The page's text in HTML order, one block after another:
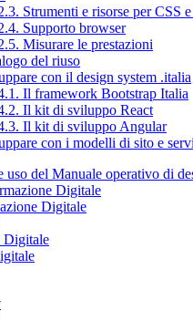
Strumenti e risorse per CSS
Supporto browser
Misurare le prestazioni
del riuso
con il design system .italia
Il framework Bootstrap Italia
Il kit di sviluppo React
Il kit di sviluppo Angular
con i modelli di sito e
uso del Manuale operativo di
Digitale